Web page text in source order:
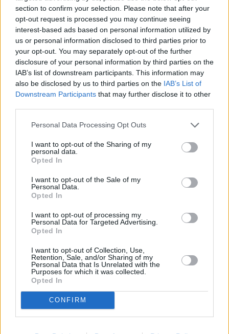
section to confirm your selection. Please note that after your
opt-out request is processed you may continue seeing
interest-based ads based on personal information utilized by
us or personal information disclosed to third parties prior to
your opt-out. You may separately opt-out of the further
disclosure of your personal information by third parties on the
IAB’s list of downstream participants. This information may
also be disclosed by us to third parties on the IAB’s List of
Downstream Participants that may further disclose it to other
Personal Data Processing Opt Outs
I want to opt-out of the Sharing of my
personal data.
Opted In
I want to opt-out of the Sale of my
Personal Data.
Opted In
I want to opt-out of processing my
Personal Data for Targeted Advertising.
Opted In
I want to opt-out of Collection, Use,
Retention, Sale, and/or Sharing of my
Personal Data that Is Unrelated with the
Purposes for which it was collected.
Opted In
CONFIRM
conocen la propuesta socialista.
El portavoz de la Caja Rural aún es cauto sobre los efectos
que tendría la conversión en un banco, pero sí dejó claro
que puede abrir la puerta a las fusiones y a “evitar
duplicidades”, al estilo, quizás, de lo ocurrido en bancos y
cajas de ahorros.